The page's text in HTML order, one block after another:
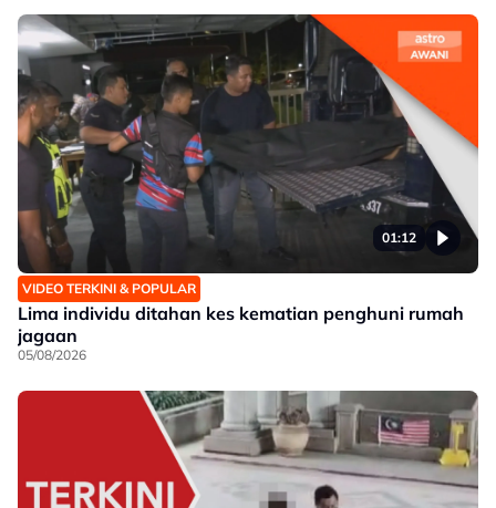
01:12
VIDEO TERKINI & POPULAR
Lima individu ditahan kes kematian penghuni rumah
jagaan
05/08/2026